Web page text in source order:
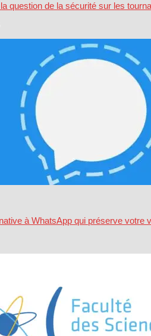
question de la sécurité sur les
à WhatsApp qui préserve votre